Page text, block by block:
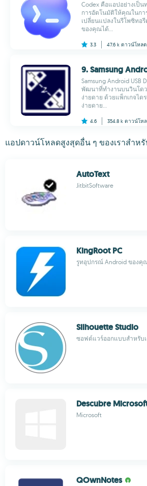
Codex คือแอปอย่างเป็น
การอัตโนมัติให้คุณในกา
เปลี่ยนแปลงในรีโพซิทอ
ของคุณได้...
3.3 47.6 k ดาวน์โหลด
9. Samsung
Samsung Android
พัฒนาที่ทำงานบนวินโด
ง่ายดาย ด้วยแพ็กเกจได
ง่ายดาย...
4.6 354.8 k ดาวน์โห
แอปดาวน์โหลดสูงสุดอื่น ๆ ของเราสำห
AutoText
JitbitSoftware
KingRoot PC
รูทอุปกรณ์ Android ของคุ
Silhouette Studio
ซอฟต์แวร์ออกแบบสำหรับเ
Descubre
Microsoft
QOwnNotes